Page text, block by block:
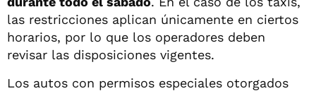
las restricciones aplican únicamente en ciertos
horarios, por lo que los operadores deben
revisar las disposiciones vigentes.
Los autos con permisos especiales otorgados